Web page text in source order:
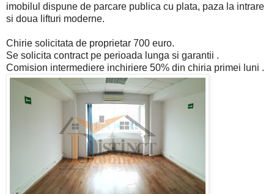
imobilul dispune de parcare publica cu plata, paza la intrare
si doua lifturi moderne.
Chirie solicitata de proprietar 700 euro.
Se solicita contract pe perioada lunga si garantii .
Comision intermediere inchiriere 50% din chiria primei luni .